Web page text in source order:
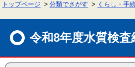
へトップページ 分類でさがす くらし・手
令和8年度水質検査